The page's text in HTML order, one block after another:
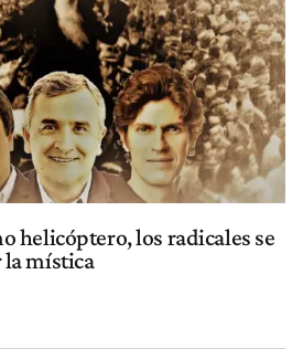
helicóptero, los radicales se
la mística